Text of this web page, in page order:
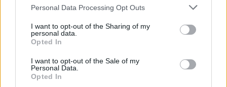
Personal Data Processing Opt Outs
I want to opt-out of the Sharing of my
personal data.
Opted In
I want to opt-out of the Sale of my
Personal Data.
Opted In
Sulm i armatosur në një
shkollë në Tajlandë:
Kodi Rrugor me masa më